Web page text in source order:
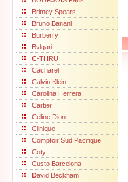
Britney Spears
Bruno Banani
Burberry
Bvlgari
C-THRU
Cacharel
Calvin Klein
Carolina Herrera
Cartier
Celine Dion
Clinique
Comptoir Sud Pacifique
Coty
Custo Barcelona
David Beckham